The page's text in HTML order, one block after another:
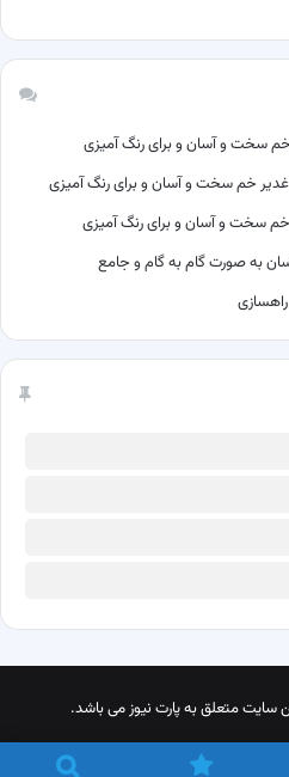
به صورت گام به گام و جامع
متعلق به پارت نیوز می باشد.
اینستاگرامتلگرام